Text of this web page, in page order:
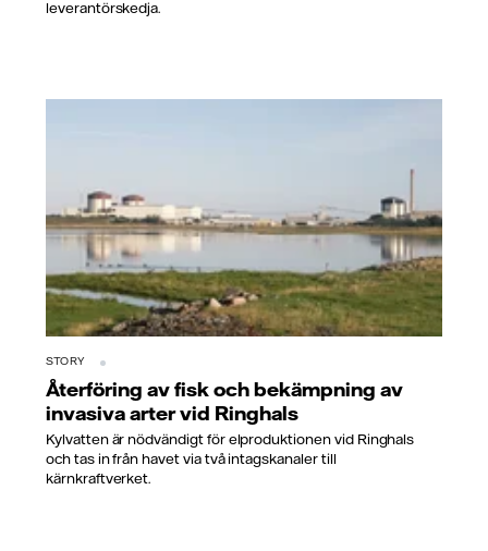
leverantörskedja.
STORY
Återföring av fisk och bekämpning av
invasiva arter vid Ringhals
Kylvatten är nödvändigt för elproduktionen vid Ringhals
och tas in från havet via två intagskanaler till
kärnkraftverket.